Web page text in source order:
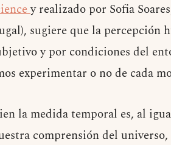
y realizado por Sofia
sugiere que la percepción
y por condiciones del
experimentar o no de cada
la medida temporal es, al
comprensión del